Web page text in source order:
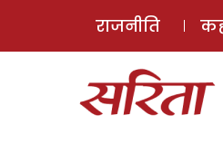
राजनीति